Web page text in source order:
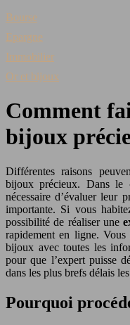
Bourse
Epargne
Immobilier
Or et bijoux
Comment
bijoux
Différentes raisons
bijoux précieux. Dans le
nécessaire d’évaluer leur
importante. Si vous
possibilité de réaliser une
rapidement en ligne.
bijoux avec toutes les
pour que l’expert puisse
dans les plus brefs délais
Pourquoi